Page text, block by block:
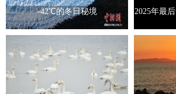
-42℃的冬日秘境
2025年最